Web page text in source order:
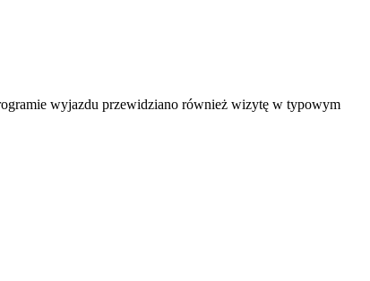
wyjazdu przewidziano również wizytę w typowym